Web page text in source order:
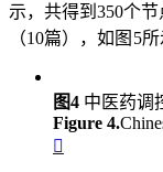
示，共得到350个
（10篇），如图 5
图4 中医药调
Figure 4.
